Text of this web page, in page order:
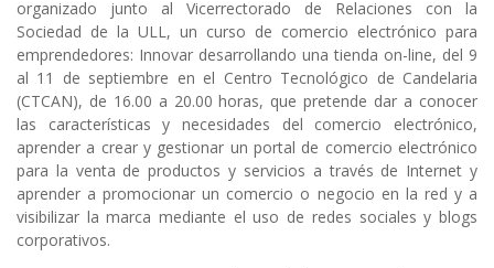
organizado junto al Vicerrectorado de Relaciones con la
Sociedad de la ULL, un curso de comercio electrónico para
emprendedores: Innovar desarrollando una tienda on-line, del 9
al 11 de septiembre en el Centro Tecnológico de Candelaria
(CTCAN), de 16.00 a 20.00 horas, que pretende dar a conocer
las características y necesidades del comercio electrónico,
aprender a crear y gestionar un portal de comercio electrónico
para la venta de productos y servicios a través de Internet y
aprender a promocionar un comercio o negocio en la red y a
visibilizar la marca mediante el uso de redes sociales y blogs
corporativos.